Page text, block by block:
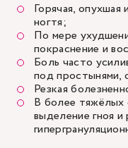
Горячая, опухшая
ногтя;
По мере
покраснение и
Боль часто
под простынями,
Резкая
В более тяжёлых
выделение гноя и